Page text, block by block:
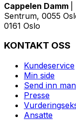
Cappelen Damm
Sentrum, 0055
0161 Oslo
KONTAKT OSS
Kundeservice
Min side
Send inn
Presse
Ansatte